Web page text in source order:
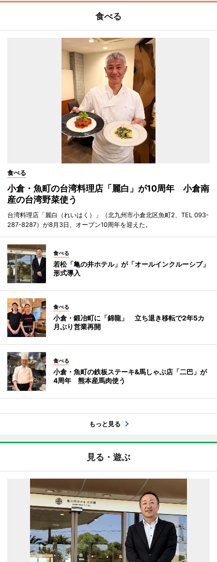
食べる
食べる
小倉・魚町の台湾料理店「麗白」が10周年 小倉南
産の台湾野菜使う
台湾料理店「麗白（れいはく）」（北九州市小倉北区魚町2、TEL 093-
287-8287）が8月3日、オープン10周年を迎えた。
食べる
若松「亀の井ホテル」が「オールインクルーシブ」
形式導入
食べる
小倉・鍛冶町に「錦龍」 立ち退き移転で2年5カ
月ぶり営業再開
食べる
小倉・魚町の鉄板ステーキ&馬しゃぶ店「二巴」が
4周年 熊本産馬肉使う
もっと見る
見る・遊ぶ